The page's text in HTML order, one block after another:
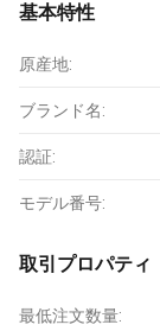
基本特性
原産地:
ブランド名:
認証:
モデル番号:
取引プロパティ
最低注文数量: